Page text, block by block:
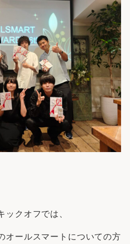
ックオフでは、
オールスマートについての方